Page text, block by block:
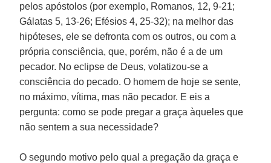
pelos apóstolos (por exemplo, Romanos, 12, 9-21;
Gálatas 5, 13-26; Efésios 4, 25-32); na melhor das
hipóteses, ele se defronta com os outros, ou com a
própria consciência, que, porém, não é a de um
pecador. No eclipse de Deus, volatizou-se a
consciência do pecado. O homem de hoje se sente,
no máximo, vítima, mas não pecador. E eis a
pergunta: como se pode pregar a graça àqueles que
não sentem a sua necessidade?
O segundo motivo pelo qual a pregação da graça e